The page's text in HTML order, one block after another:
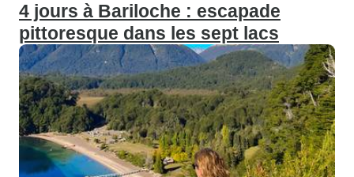
4 jours à Bariloche : escapade
pittoresque dans les sept lacs